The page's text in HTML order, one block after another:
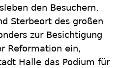
den Besuchern.
Sterbeort des großen
zur Besichtigung
Reformation ein,
Halle das Podium für